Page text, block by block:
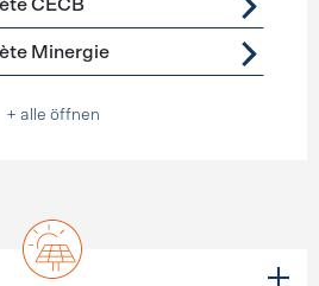
CECB
Minergie
+ alle öffnen